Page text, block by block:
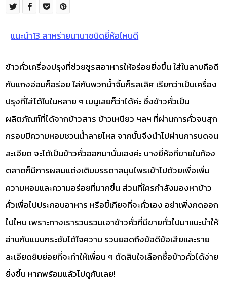
แนะนำ13 สาหร่ายนานาชนิดยี่ห้อไหนดี
ข้าวคั่วเครื่องปรุงที่ช่วยชูรสอาหารให้อร่อยยิ่งขึ้น ใส่ในลาบคือดี
กับแกงอ่อมก็อร่อย ใส่กับพวกน้ำจิ้มก็รสเลิศ เรียกว่าเป็นเครื่อง
ปรุงที่ใส่ได้ในในหลาย ๆ เมนูเลยก็ว่าได้ค่ะ ซึ่งข้าวคั่วเป็น
ผลิตภัณฑ์ที่ได้จากข้าวสาร ข้าวเหนียว ฯลฯ ที่ผ่านการคั่วจนสุก
กรอบมีความหอมชวนน้ำลายไหล จากนั้นจึงนำไปผ่านการบดจน
ละเอียด จะได้เป็นข้าวคั่วออกมานั่นเองค่ะ บางยี่ห้อที่ขายในท้อง
ตลาดก็มีการผสมแต่งเติมบรรดาสมุนไพรเข้าไปด้วยเพื่อเพิ่ม
ความหอมและความอร่อยที่มากขึ้น ส่วนที่ใครกำลังมองหาข้าว
คั่วเพื่อไปประกอบอาหาร หรือขี้เกียจที่จะคั่วเอง อย่าเพิ่งกดออก
ไปไหน เพราะทางเรารวบรวมเอาข้าวคั่วที่มีขายทั่วไปมาแนะนำให้
อ่านกันแบบกระชับได้ใจความ รวบยอดถึงข้อดีข้อเสียและราย
ละเอียดยิบย่อยที่จะทำให้เพื่อน ๆ ตัดสินใจเลือกซื้อข้าวคั่วได้ง่าย
ยิ่งขึ้น หากพร้อมแล้วไปดูกันเลย!